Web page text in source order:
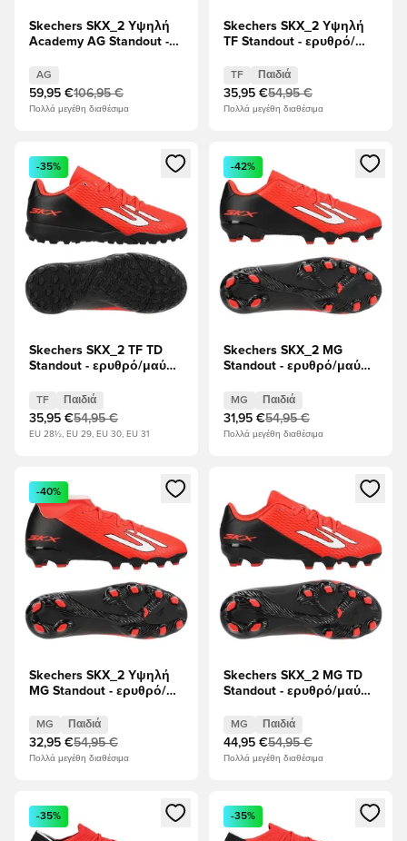
Skechers SKX_2 Υψηλή
Academy AG Standout -
AG
59,95 €106,95 €
Πολλά μεγέθη διαθέσιμα
Skechers SKX_2 Υψηλή
TF Standout - ερυθρό/
TF Παιδιά
35,95 €54,95 €
Πολλά μεγέθη διαθέσιμα
Ανοίγει ένα Modal για να συνδεθείτε ή να εγγραφείτε ως
-35%
Skechers SKX_2 TF TD
Standout - ερυθρό/μαύρο
TF Παιδιά
35,95 €54,95 €
EU 28½, EU 29, EU 30, EU 31
Ανοίγει ένα Modal για να
-42%
Skechers SKX_2 MG
Standout - ερυθρό/μαύρο
MG Παιδιά
31,95 €54,95 €
Πολλά μεγέθη διαθέσιμα
Ανοίγει ένα Modal για να συνδεθείτε ή να εγγραφείτε ως
-40%
Skechers SKX_2 Υψηλή
MG Standout - ερυθρό/
MG Παιδιά
32,95 €54,95 €
Πολλά μεγέθη διαθέσιμα
Ανοίγει ένα Modal για να
Skechers SKX_2 MG TD
Standout - ερυθρό/μαύρο
MG Παιδιά
44,95 €54,95 €
Πολλά μεγέθη διαθέσιμα
Ανοίγει ένα Modal για να συνδεθείτε ή να εγγραφείτε ως
-35%
Ανοίγει ένα Modal για να
-35%